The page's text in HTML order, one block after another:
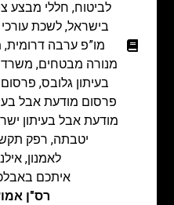
לביטוח, חללי מבצע
בישראל, לשכת עורכי
מו”פ ערבה דרומית,
מנורה מבטחים, משרד
בעיתון גלובס,
פרסום מודעת אבל
מודעת אבל בעיתון
יטבתה, רפק
לאמנון,
איתכם
רס"ן